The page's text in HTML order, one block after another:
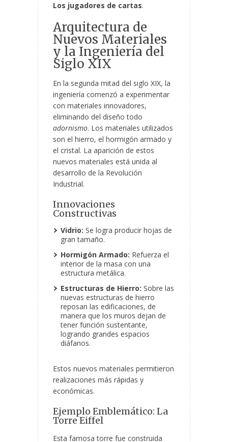
Los jugadores de cartas.
Arquitectura de
Nuevos Materiales
y la Ingeniería del
Siglo XIX
En la segunda mitad del siglo XIX, la
ingeniería comenzó a experimentar
con materiales innovadores,
eliminando del diseño todo
adornismo. Los materiales utilizados
son el hierro, el hormigón armado y
el cristal. La aparición de estos
nuevos materiales está unida al
desarrollo de la Revolución
Industrial.
Innovaciones
Constructivas
Vidrio: Se logra producir hojas de
gran tamaño.
Hormigón Armado: Refuerza el
interior de la masa con una
estructura metálica.
Estructuras de Hierro: Sobre las
nuevas estructuras de hierro
reposan las edificaciones, de
manera que los muros dejan de
tener función sustentante,
logrando grandes espacios
diáfanos.
Estos nuevos materiales permitieron
realizaciones más rápidas y
económicas.
Ejemplo Emblemático: La
Torre Eiffel
Esta famosa torre fue construida